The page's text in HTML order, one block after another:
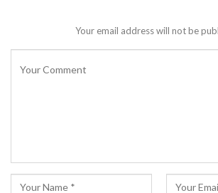
Your email address will not be